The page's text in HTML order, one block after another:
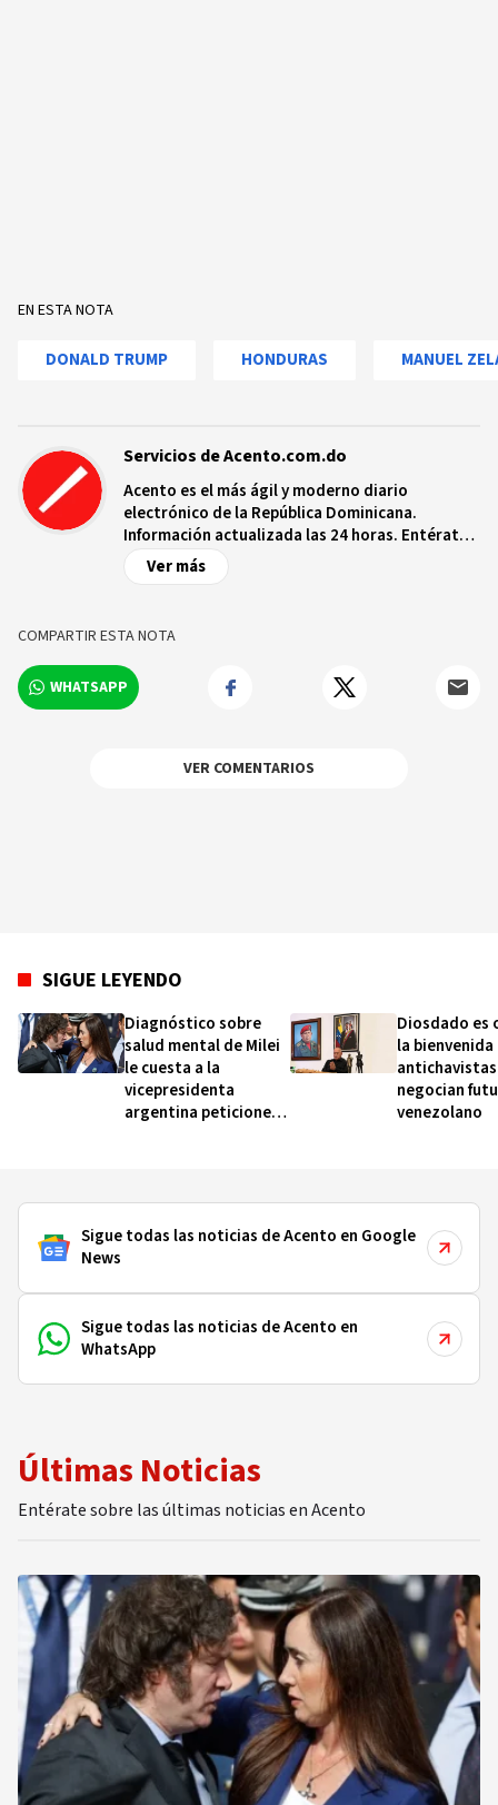
EN ESTA NOTA
DONALD TRUMP HONDURAS MANUEL
Servicios de Acento.com.do
Acento es el más ágil y moderno diario
electrónico de la República Dominicana.
Información actualizada las 24 horas. Entérate
de las noticias y sucesos más importantes a
nivel nacional e internacional, videos y fotos
Ver más
COMPARTIR ESTA NOTA
WHATSAPP
VER COMENTARIOS
SIGUE LEYENDO
Diagnóstico sobre
salud mental de Milei
le cuesta a la
vicepresidenta
argentina peticiones
Diosdado es
la bienvenida
negocian
venezolano
Sigue todas las noticias de Acento en Google
News
Sigue todas las noticias de Acento en
WhatsApp